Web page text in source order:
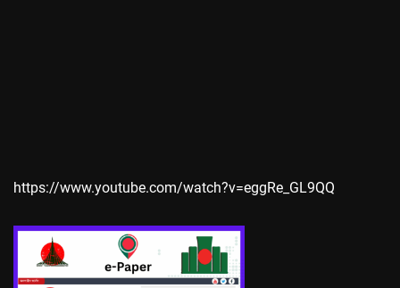
https://www.youtube.com/watch?v=eggRe_GL9QQ